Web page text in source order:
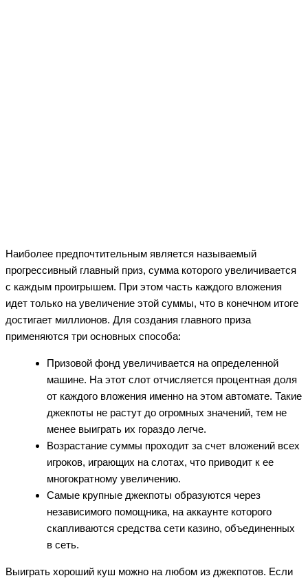
Наиболее предпочтительным является называемый
прогрессивный главный приз, сумма которого увеличивается
с каждым проигрышем. При этом часть каждого вложения
идет только на увеличение этой суммы, что в конечном итоге
достигает миллионов. Для создания главного приза
применяются три основных способа:
Призовой фонд увеличивается на определенной
машине. На этот слот отчисляется процентная доля
от каждого вложения именно на этом автомате. Такие
джекпоты не растут до огромных значений, тем не
менее выиграть их гораздо легче.
Возрастание суммы проходит за счет вложений всех
игроков, играющих на слотах, что приводит к ее
многократному увеличению.
Самые крупные джекпоты образуются через
независимого помощника, на аккаунте которого
скапливаются средства сети казино, объединенных
в сеть.
Выиграть хороший куш можно на любом из джекпотов. Если